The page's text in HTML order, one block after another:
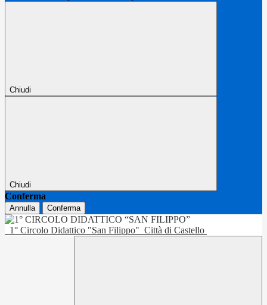
Chiudi
Chiudi
Conferma
Annulla Conferma
1° Circolo Didattico "San Filippo" Città di Castello